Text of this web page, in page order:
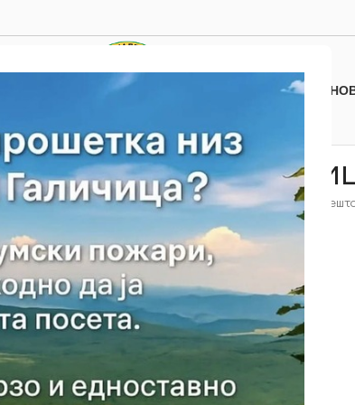
– превој
Наш Предлог Пештани – Св. Спас – превој Галичица –